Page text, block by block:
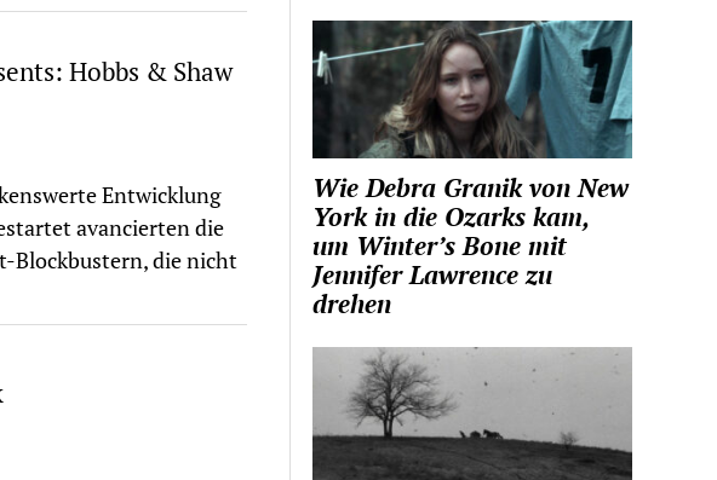
Hobbs & Shaw
Entwicklung
avancierten die
Blockbustern, die nicht
Wie Debra Granik von New
York in die Ozarks kam,
um Winter’s Bone mit
Jennifer Lawrence zu
drehen